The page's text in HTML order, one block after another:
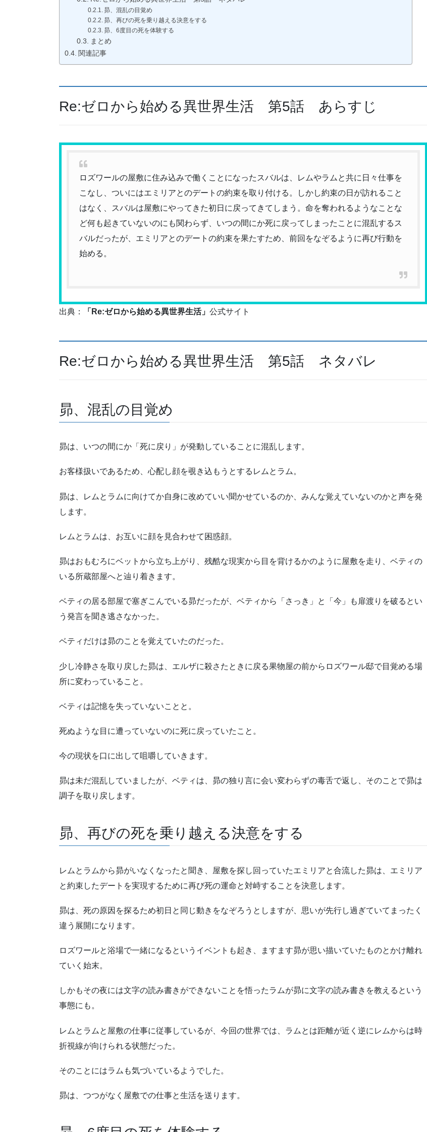
昴、混乱の目覚め
昴、再びの死を乗り越える決意をする
昴、6度目の死を体験する
まとめ
関連記事
Re:ゼロから始める異世界生活 第5話 あらすじ
ロズワールの屋敷に住み込みで働くことになったスバルは、レムやラムと共に日々仕事を
こなし、ついにはエミリアとのデートの約束を取り付ける。しかし約束の日が訪れること
はなく、スバルは屋敷にやってきた初日に戻ってきてしまう。命を奪われるようなことな
ど何も起きていないのにも関わらず、いつの間にか死に戻ってしまったことに混乱するス
バルだったが、エミリアとのデートの約束を果たすため、前回をなぞるように再び行動を
始める。
出典： 「Re:ゼロから始める異世界生活」 公式サイト
Re:ゼロから始める異世界生活 第5話 ネタバレ
昴、混乱の目覚め
昴は、いつの間にか「死に戻り」が発動していることに混乱します。
お客様扱いであるため、心配し顔を覗き込もうとするレムとラム。
昴は、レムとラムに向けてか自身に改めていい聞かせているのか、みんな覚えていないのかと声を発
します。
レムとラムは、お互いに顔を見合わせて困惑顔。
昴はおもむろにベットから立ち上がり、残酷な現実から目を背けるかのように屋敷を走り、ベティの
いる所蔵部屋へと辿り着きます。
ベティの居る部屋で塞ぎこんでいる昴だったが、ベティから「さっき」と「今」も扉渡りを破るとい
う発言を聞き逃さなかった。
ベティだけは昴のことを覚えていたのだった。
少し冷静さを取り戻した昴は、エルザに殺さたときに戻る果物屋の前からロズワール邸で目覚める場
所に変わっていること。
ベティは記憶を失っていないことと。
死ぬような目に遭っていないのに死に戻っていたこと。
今の現状を口に出して咀嚼していきます。
昴は未だ混乱していましたが、ベティは、昴の独り言に会い変わらずの毒舌で返し、そのことで昴は
調子を取り戻します。
昴、再びの死を乗り越える決意をする
レムとラムから昴がいなくなったと聞き、屋敷を探し回っていたエミリアと合流した昴は、エミリア
と約束したデートを実現するために再び死の運命と対峙することを決意します。
昴は、死の原因を探るため初日と同じ動きをなぞろうとしますが、思いが先行し過ぎていてまったく
違う展開になります。
ロズワールと浴場で一緒になるというイベントも起き、ますます昴が思い描いていたものとかけ離れ
ていく始末。
しかもその夜には文字の読み書きができないことを悟ったラムが昴に文字の読み書きを教えるという
事態にも。
レムとラムと屋敷の仕事に従事しているが、今回の世界では、ラムとは距離が近く逆にレムからは時
折視線が向けられる状態だった。
そのことにはラムも気づいているようでした。
昴は、つつがなく屋敷での仕事と生活を送ります。